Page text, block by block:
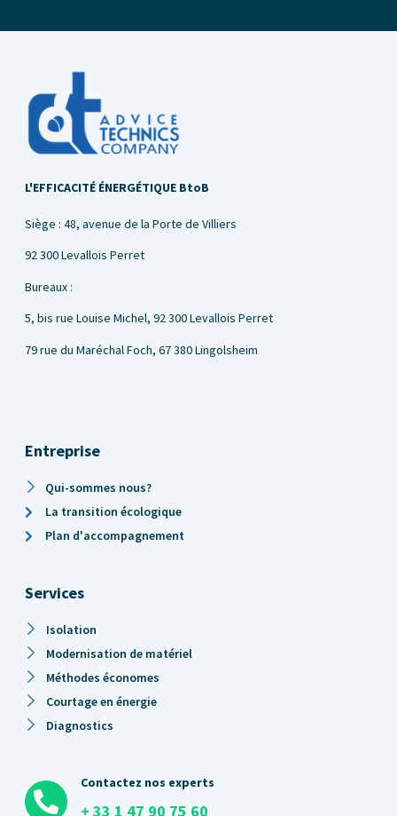
L'EFFICACITÉ ÉNERGÉTIQUE BtoB
Siège : 48, avenue de la Porte de Villiers
92 300 Levallois Perret
Bureaux :
5, bis rue Louise Michel, 92 300 Levallois Perret
79 rue du Maréchal Foch, 67 380 Lingolsheim
Entreprise
Qui-sommes nous?
La transition écologique
Plan d'accompagnement
Services
Isolation
Modernisation de matériel
Méthodes économes
Courtage en énergie
Diagnostics
Contactez nos experts
+ 33 1 47 90 75 60